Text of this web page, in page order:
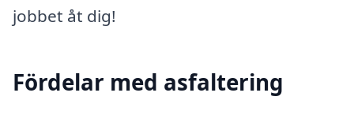
jobbet åt dig!
Fördelar med asfaltering